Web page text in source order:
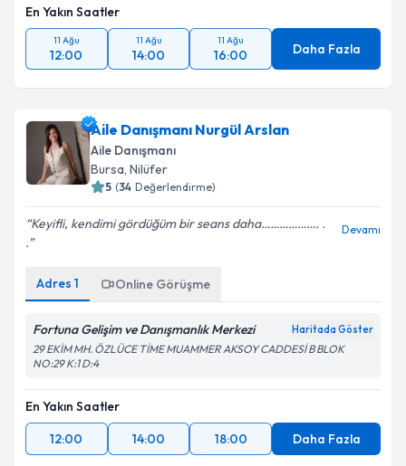
En Yakın Saatler
11 Ağu
12:00
11 Ağu
14:00
11 Ağu
16:00 Daha Fazla
Aile Danışmanı Nurgül Arslan
Aile Danışmanı
Bursa, Nilüfer
5 (34 Değerlendirme)
Keyifli, kendimi gördüğüm bir seans daha………………. .
.
Devamı
Adres 1 Online Görüşme
Fortuna Gelişim ve Danışmanlık Merkezi Haritada Göster
29 EKİM MH. ÖZLÜCE TİME MUAMMER AKSOY CADDESİ B BLOK
NO:29 K:1 D:4
En Yakın Saatler
12:00
14:00 18:00 Daha Fazla